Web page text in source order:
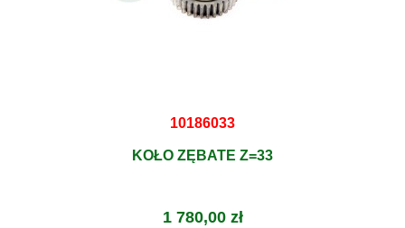
10186033
KOŁO ZĘBATE Z=33
1 780,00 zł